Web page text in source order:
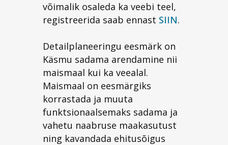
võimalik osaleda ka veebi teel,
registreerida saab ennast SIIN.
Detailplaneeringu eesmärk on
Käsmu sadama arendamine nii
maismaal kui ka veealal.
Maismaal on eesmärgiks
korrastada ja muuta
funktsionaalsemaks sadama ja
vahetu naabruse maakasutust
ning kavandada ehitusõigus